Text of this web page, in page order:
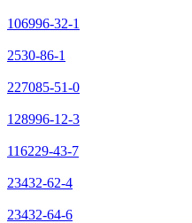
106996-32-1
2530-86-1
227085-51-0
128996-12-3
116229-43-7
23432-62-4
23432-64-6